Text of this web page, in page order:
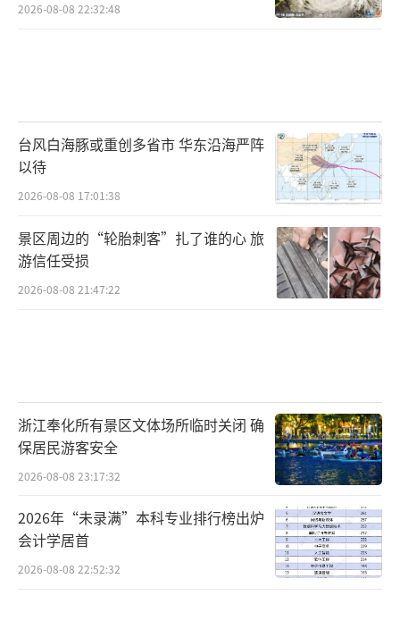
2026-08-08 22:32:48
台风白海豚或重创多省市 华东沿海严阵
以待
2026-08-08 17:01:38
景区周边的“轮胎刺客”扎了谁的心 旅
游信任受损
2026-08-08 21:47:22
浙江奉化所有景区文体场所临时关闭 确
保居民游客安全
2026-08-08 23:17:32
2026年“未录满”本科专业排行榜出炉
会计学居首
2026-08-08 22:52:32